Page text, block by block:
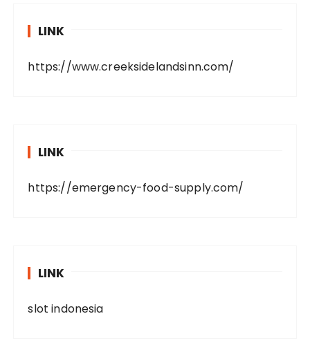
LINK
https://www.creeksidelandsinn.com/
LINK
https://emergency-food-supply.com/
LINK
slot indonesia